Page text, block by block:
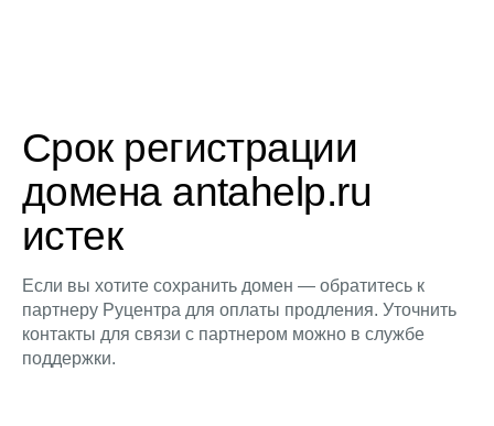
Срок регистрации
домена antahelp.ru
истек
Если вы хотите сохранить домен — обратитесь к
партнеру Руцентра для оплаты продления. Уточнить
контакты для связи с партнером можно в службе
поддержки.